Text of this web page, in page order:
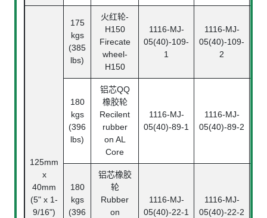
125mm
x
40mm
(5" x 1-
9/16")
175
kgs
(385
lbs)
火红轮-
H150
Firecate
wheel-
H150
1116-MJ-
05(40)-109-
1
1116-MJ-
05(40)-109-
2
180
kgs
(396
lbs)
铝芯QQ
橡胶轮
Recilent
rubber
on AL
Core
1116-MJ-
05(40)-89-1
1116-MJ-
05(40)-89-2
180
kgs
(396
铝芯橡胶
轮
Rubber
on
1116-MJ-
05(40)-22-1
1116-MJ-
05(40)-22-2